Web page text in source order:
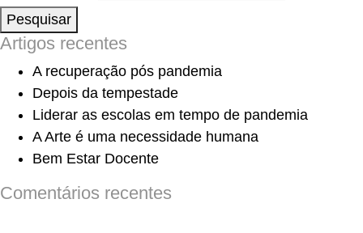
Pesquisar
Artigos recentes
A recuperação pós pandemia
Depois da tempestade
Liderar as escolas em tempo de pandemia
A Arte é uma necessidade humana
Bem Estar Docente
Comentários recentes